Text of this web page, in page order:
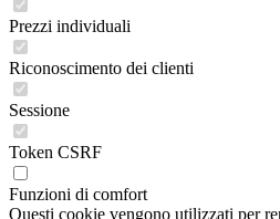
Prezzi individuali
Riconoscimento dei clienti
Sessione
Token CSRF
Funzioni di comfort
Questi cookie vengono utilizzati per